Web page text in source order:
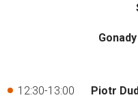
12:30-13:00 Piotr